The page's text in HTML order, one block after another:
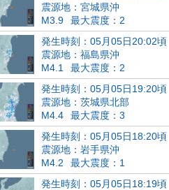
震源地：宮城県沖
M3.9
最大震度：2
発生時刻：05月05日20:02頃
震源地：福島県沖
M4.1
最大震度：2
発生時刻：05月05日19:20頃
震源地：茨城県北部
M4.4
最大震度：3
発生時刻：05月05日18:20頃
震源地：岩手県沖
M4.2
最大震度：1
発生時刻：05月05日18:19頃